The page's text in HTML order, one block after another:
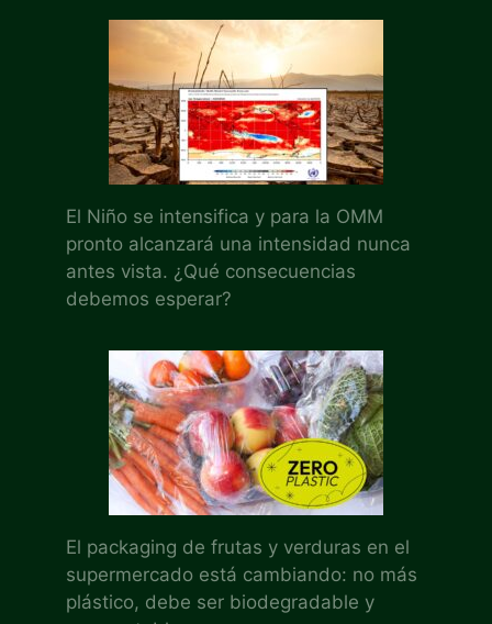
El Niño se intensifica y para la OMM
pronto alcanzará una intensidad nunca
antes vista. ¿Qué consecuencias
debemos esperar?
El packaging de frutas y verduras en el
supermercado está cambiando: no más
plástico, debe ser biodegradable y